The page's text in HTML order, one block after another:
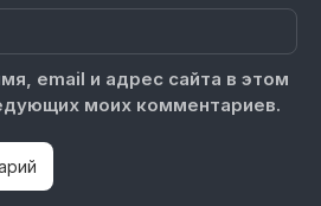
email и адрес сайта в этом
моих комментариев.